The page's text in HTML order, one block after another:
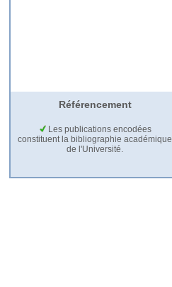
Référencement
Les publications encodées
constituent la bibliographie académique
de l'Université.